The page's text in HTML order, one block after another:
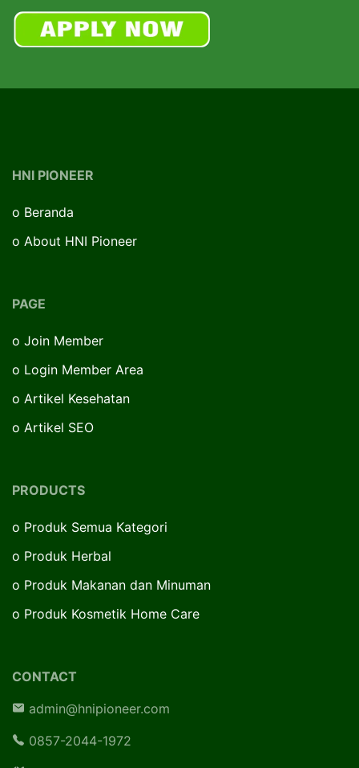
HNI PIONEER
o Beranda
o About HNI Pioneer
PAGE
o Join Member
o Login Member Area
o Artikel Kesehatan
o Artikel SEO
PRODUCTS
o Produk Semua Kategori
o Produk Herbal
o Produk Makanan dan Minuman
o Produk Kosmetik Home Care
CONTACT
admin@hnipioneer.com
0857-2044-1972